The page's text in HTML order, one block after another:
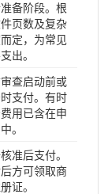
备阶段。根
页数及复杂
定，为常见
出。
查启动前或
支付。有时
用已含在申
。
准后支付。
方可领取商
证。